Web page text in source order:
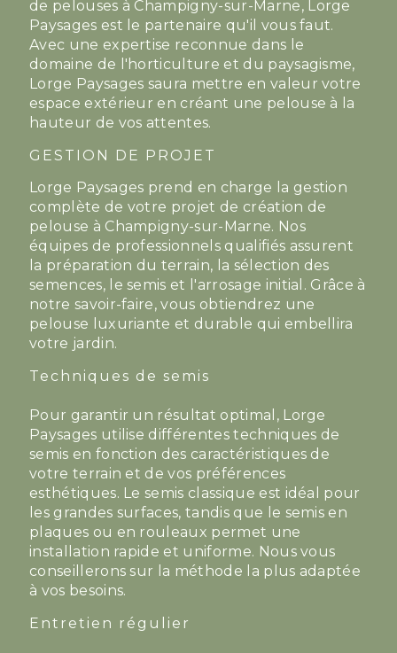
de pelouses à Champigny-sur-Marne, Lorge
Paysages est le partenaire qu'il vous faut.
Avec une expertise reconnue dans le
domaine de l'horticulture et du paysagisme,
Lorge Paysages saura mettre en valeur votre
espace extérieur en créant une pelouse à la
hauteur de vos attentes.
GESTION DE PROJET
Lorge Paysages prend en charge la gestion
complète de votre projet de création de
pelouse à Champigny-sur-Marne. Nos
équipes de professionnels qualifiés assurent
la préparation du terrain, la sélection des
semences, le semis et l'arrosage initial. Grâce à
notre savoir-faire, vous obtiendrez une
pelouse luxuriante et durable qui embellira
votre jardin.
Techniques de semis
Pour garantir un résultat optimal, Lorge
Paysages utilise différentes techniques de
semis en fonction des caractéristiques de
votre terrain et de vos préférences
esthétiques. Le semis classique est idéal pour
les grandes surfaces, tandis que le semis en
plaques ou en rouleaux permet une
installation rapide et uniforme. Nous vous
conseillerons sur la méthode la plus adaptée
à vos besoins.
Entretien régulier